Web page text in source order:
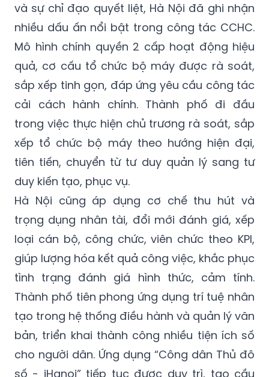
và sự chỉ đạo quyết liệt, Hà Nội đã ghi nhận
nhiều dấu ấn nổi bật trong công tác CCHC.
Mô hình chính quyền 2 cấp hoạt động hiệu
quả, cơ cấu tổ chức bộ máy được rà soát,
sắp xếp tinh gọn, đáp ứng yêu cầu công tác
cải cách hành chính. Thành phố đi đầu
trong việc thực hiện chủ trương rà soát, sắp
xếp tổ chức bộ máy theo hướng hiện đại,
tiên tiến, chuyển từ tư duy quản lý sang tư
duy kiến tạo, phục vụ.
Hà Nội cũng áp dụng cơ chế thu hút và
trọng dụng nhân tài, đổi mới đánh giá, xếp
loại cán bộ, công chức, viên chức theo KPI,
giúp lượng hóa kết quả công việc, khắc phục
tình trạng đánh giá hình thức, cảm tính.
Thành phố tiên phong ứng dụng trí tuệ nhân
tạo trong hệ thống điều hành và quản lý văn
bản, triển khai thành công nhiều tiện ích số
cho người dân. Ứng dụng “Công dân Thủ đô
số - iHanoi” tiếp tục được duy trì, tạo cầu